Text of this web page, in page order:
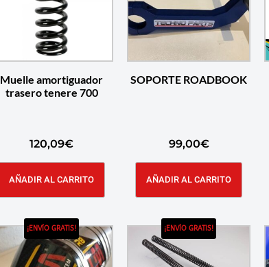
Muelle amortiguador
trasero tenere 700
120,09€
AÑADIR AL CARRITO
SOPORTE ROADBOOK
99,00€
AÑADIR AL CARRITO
¡ENVÍO GRATIS! ¡ENVÍO GRATIS!